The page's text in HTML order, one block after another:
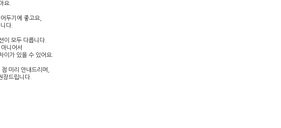
요.
두기에 좋고요,
다.
이 모두 다릅니다.
니어서
이가 있을 수 있어요.
미리 안내드리며,
장드립니다.